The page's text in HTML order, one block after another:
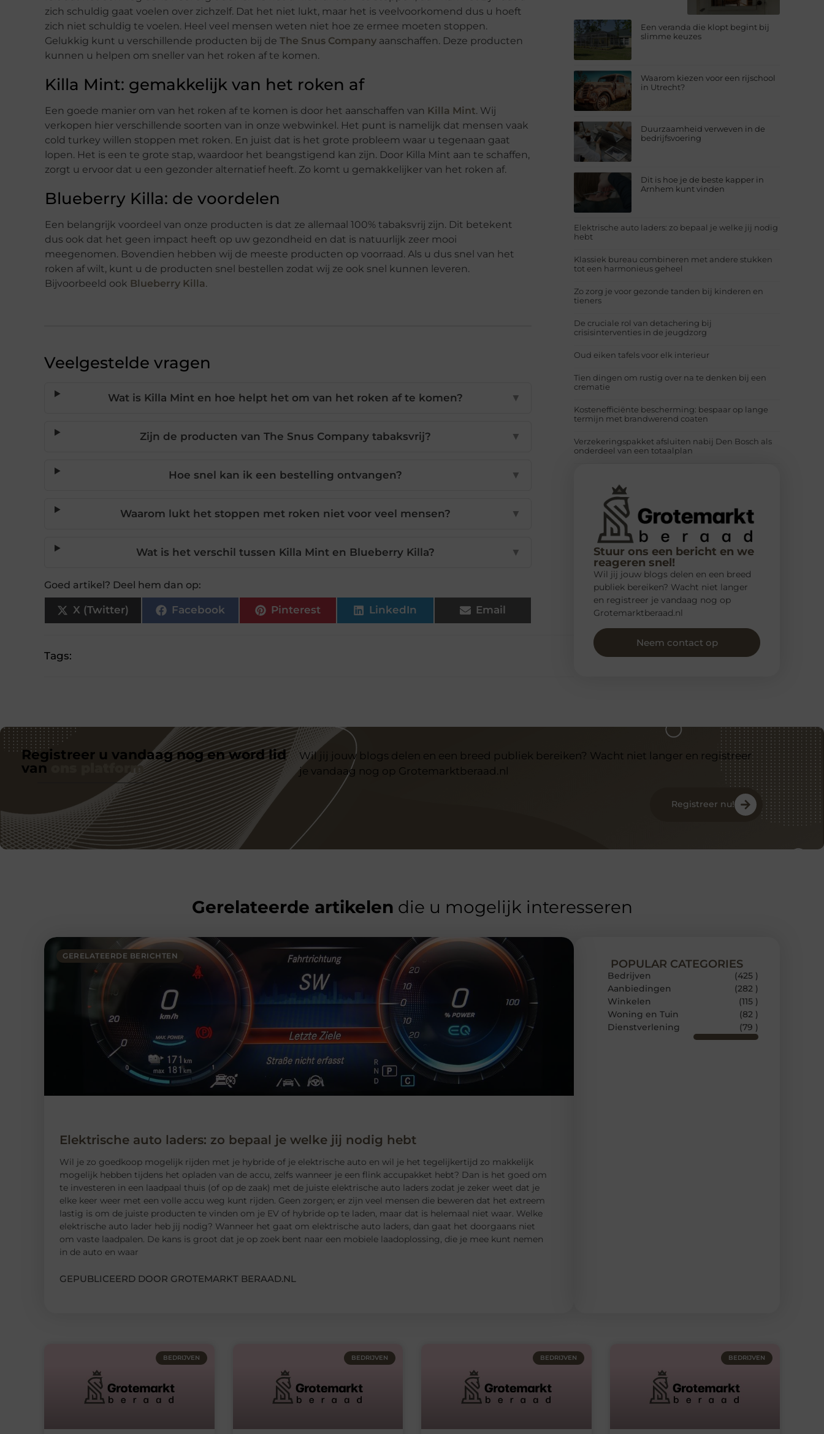
zich schuldig gaat voelen over zichzelf. Dat het niet lukt, maar het is veelvoorkomend dus u hoeft
zich niet schuldig te voelen. Heel veel mensen weten niet hoe ze ermee moeten stoppen.
Gelukkig kunt u verschillende producten bij de The Snus Company aanschaffen. Deze producten
kunnen u helpen om sneller van het roken af te komen.
Killa Mint: gemakkelijk van het roken af
Een goede manier om van het roken af te komen is door het aanschaffen van Killa Mint. Wij
verkopen hier verschillende soorten van in onze webwinkel. Het punt is namelijk dat mensen vaak
cold turkey willen stoppen met roken. En juist dat is het grote probleem waar u tegenaan gaat
lopen. Het is een te grote stap, waardoor het beangstigend kan zijn. Door Killa Mint aan te schaffen,
zorgt u ervoor dat u een gezonder alternatief heeft. Zo komt u gemakkelijker van het roken af.
Blueberry Killa: de voordelen
Een belangrijk voordeel van onze producten is dat ze allemaal 100% tabaksvrij zijn. Dit betekent
dus ook dat het geen impact heeft op uw gezondheid en dat is natuurlijk zeer mooi
meegenomen. Bovendien hebben wij de meeste producten op voorraad. Als u dus snel van het
roken af wilt, kunt u de producten snel bestellen zodat wij ze ook snel kunnen leveren.
Bijvoorbeeld ook Blueberry Killa.
Veelgestelde vragen
Wat is Killa Mint en hoe helpt het om van het roken af te komen? ▼
Zijn de producten van The Snus Company tabaksvrij? ▼
Hoe snel kan ik een bestelling ontvangen? ▼
Waarom lukt het stoppen met roken niet voor veel mensen? ▼
Wat is het verschil tussen Killa Mint en Blueberry Killa? ▼
Goed artikel? Deel hem dan op:
X (Twitter) Facebook Pinterest LinkedIn Email
Tags:
Een veranda die klopt begint bij
slimme keuzes
Waarom kiezen voor een rijschool
in Utrecht?
Duurzaamheid verweven in de
bedrijfsvoering
Dit is hoe je de beste kapper in
Arnhem kunt vinden
Elektrische auto laders: zo bepaal je welke jij nodig
hebt
Klassiek bureau combineren met andere stukken
tot een harmonieus geheel
Zo zorg je voor gezonde tanden bij kinderen en
tieners
De cruciale rol van detachering bij
crisisinterventies in de jeugdzorg
Oud eiken tafels voor elk interieur
Tien dingen om rustig over na te denken bij een
crematie
Kostenefficiënte bescherming: bespaar op lange
termijn met brandwerend coaten
Verzekeringspakket afsluiten nabij Den Bosch als
onderdeel van een totaalplan
Stuur ons een bericht en we
reageren snel!
Wil jij jouw blogs delen en een breed
publiek bereiken? Wacht niet langer
en registreer je vandaag nog op
Grotemarktberaad.nl
Neem contact op
Registreer u vandaag nog en word lid
van
ons platform
Wil jij jouw blogs delen en een breed publiek bereiken? Wacht niet langer en registreer
je vandaag nog op Grotemarktberaad.nl
Registreer nu!
Gerelateerde artikelen die u mogelijk interesseren
GERELATEERDE BERICHTEN
Elektrische auto laders: zo bepaal je welke jij nodig hebt
Wil je zo goedkoop mogelijk rijden met je hybride of je elektrische auto en wil je het tegelijkertijd zo makkelijk
mogelijk hebben tijdens het opladen van de accu, zelfs wanneer je een flink accupakket hebt? Dan is het goed om
te investeren in een laadpaal thuis (of op de zaak) met de juiste elektrische auto laders zodat je zeker weet dat je
elke keer weer met een volle accu weg kunt rijden. Geen zorgen; er zijn veel mensen die beweren dat het extreem
lastig is om de juiste producten te vinden om je EV of hybride op te laden, maar dat is helemaal niet waar. Welke
elektrische auto lader heb jij nodig? Wanneer het gaat om elektrische auto laders, dan gaat het doorgaans niet
om vaste laadpalen. De kans is groot dat je op zoek bent naar een mobiele laadoplossing, die je mee kunt nemen
in de auto en waar
GEPUBLICEERD DOOR GROTEMARKT BERAAD.NL
POPULAR CATEGORIES
Bedrijven
(425 )
Aanbiedingen
(282 )
Winkelen
(115 )
Woning en Tuin
(82 )
Dienstverlening
(79 )
BEDRIJVEN BEDRIJVEN BEDRIJVEN BEDRIJVEN